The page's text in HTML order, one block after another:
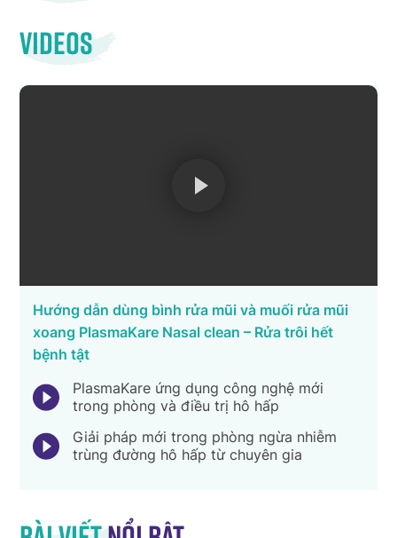
Videos
Hướng dẫn dùng bình rửa mũi và muối rửa mũi
xoang PlasmaKare Nasal clean – Rửa trôi hết
bệnh tật
PlasmaKare ứng dụng công nghệ mới
trong phòng và điều trị hô hấp
Giải pháp mới trong phòng ngừa nhiễm
trùng đường hô hấp từ chuyên gia